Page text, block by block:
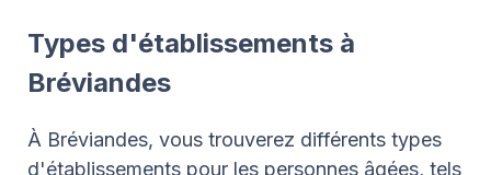
Types d'établissements à
Bréviandes
À Bréviandes, vous trouverez différents types
d'établissements pour les personnes âgées, tels